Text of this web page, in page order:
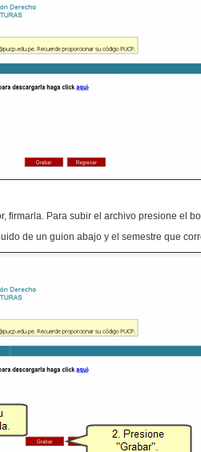
firmarla. Para subir el archivo presione el
de un guion abajo y el semestre que